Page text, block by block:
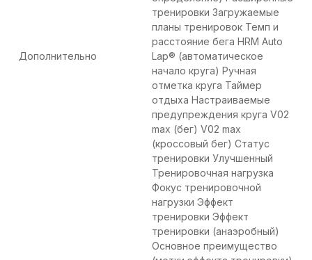
Дополнительно
тренировки Загружаемые
планы тренировок Темп и
расстояние бега HRM Auto
Lap® (автоматическое
начало круга) Ручная
отметка круга Таймер
отдыха Настраиваемые
предупреждения круга V02
max (бег) V02 max
(кроссовый бег) Статус
тренировки Улучшенный
Тренировочная нагрузка
Фокус тренировочной
нагрузки Эффект
тренировки Эффект
тренировки (анаэробный)
Основное преимущество